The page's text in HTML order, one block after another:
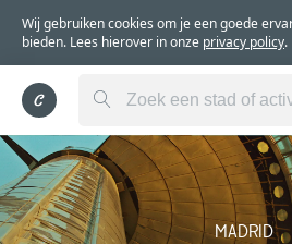
Wij gebruiken cookies om je een goede
bieden. Lees hierover in onze privacy policy.
MADRID